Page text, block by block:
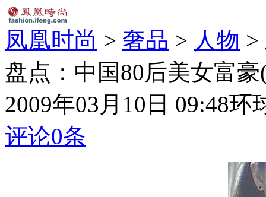
凤凰时尚 > 奢品 > 人物 >
盘点：中国80后美女富
2009年03月10日 09:48环
评论0条